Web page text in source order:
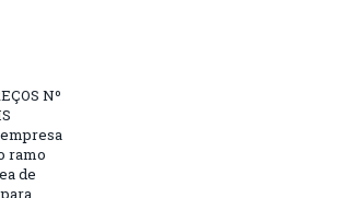
Nº
ramo
de